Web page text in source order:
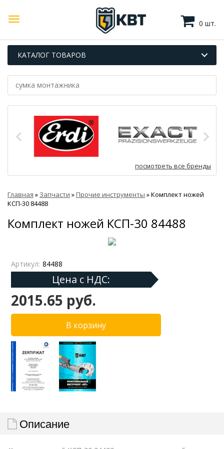
0 шт.
КАТАЛОГ ТОВАРОВ
посмотреть все бренды
Главная » Запчасти »Прочие инструменты »Комплект ножей
КСП-30 84488
Комплект ножей КСП-30 84488
Артикул: 84488
Цена с НДС:
2015.65 руб.
Описание